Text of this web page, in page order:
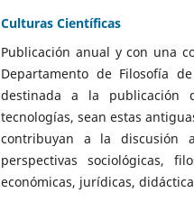
Culturas Científicas
Publicación anual y con una
Departamento de Filosofía
destinada a la publicación
tecnologías, sean estas
contribuyan a la discusión
perspectivas sociológicas,
económicas, jurídicas,